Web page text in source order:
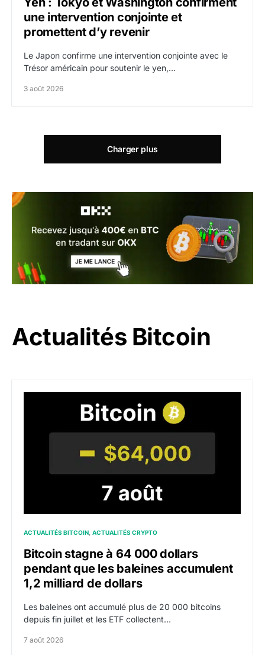
une intervention conjointe et
promettent d’y revenir
Le Japon confirme une intervention conjointe avec le
Trésor américain pour soutenir le yen,…
3 août 2026
Charger plus
Actualités Bitcoin
Bitcoin stagne à 64 000 dollars pendant que les
ACTUALITÉS BITCOIN ACTUALITÉS CRYPTO
Bitcoin stagne à 64 000 dollars
pendant que les baleines accumulent
1,2 milliard de dollars
Les baleines ont accumulé plus de 20 000 bitcoins
depuis fin juillet et les ETF collectent…
7 août 2026